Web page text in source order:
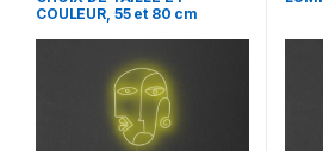
COULEUR, 55 et 80 cm